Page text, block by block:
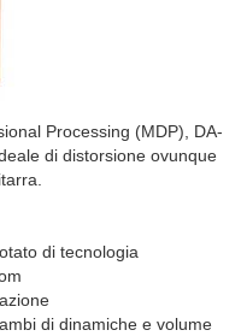
Processing (MDP), DA-
di distorsione ovunque
di tecnologia
di dinamiche e volume